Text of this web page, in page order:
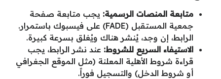
متابعة المنصات الرسمية: يجب متابعة صفحة
جمعية المستقبل (FADE) على فيسبوك باستمرار.
الرابط، إن وجد، يُنشر هناك ويُغلق بسرعة كبيرة.
الاستيفاء السريع للشروط: عند نشر الرابط، يجب
قراءة شروط الأهلية المعلنة (مثل الموقع الجغرافي
أو شروط الدخل) والتسجيل فوراً.